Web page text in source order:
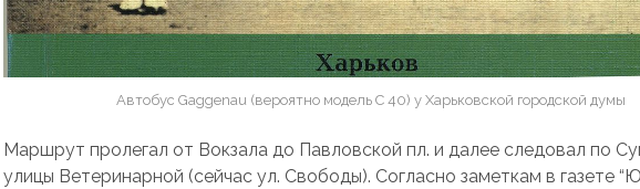
Автобус Gaggenau (вероятно модель С 40) у Харьковской городской думы
Маршрут пролегал от Вокзала до Павловской пл. и далее следовал по
улицы Ветеринарной (сейчас ул. Свободы). Согласно заметкам в газете